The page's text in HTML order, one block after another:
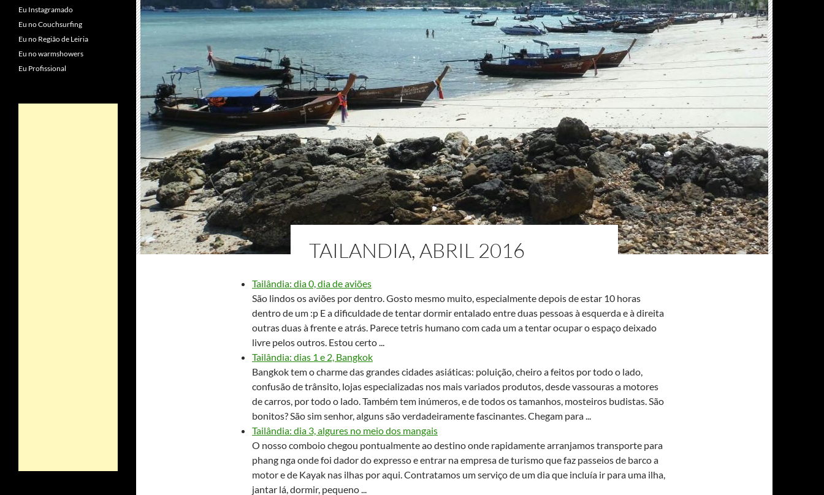
TAILANDIA, ABRIL 2016
Tailândia: dia 0, dia de aviões
São lindos os aviões por dentro. Gosto mesmo muito, especialmente depois de estar 10 horas
dentro de um :p E a dificuldade de tentar dormir entalado entre duas pessoas à esquerda e à direita
outras duas à frente e atrás. Parece tetris humano com cada um a tentar ocupar o espaço deixado
livre pelos outros. Estou certo ...
Tailândia: dias 1 e 2, Bangkok
Bangkok tem o charme das grandes cidades asiáticas: poluição, cheiro a feitos por todo o lado,
confusão de trânsito, lojas especializadas nos mais variados produtos, desde vassouras a motores
de carros, por todo o lado. Também tem inúmeros, e de todos os tamanhos, mosteiros budistas. São
bonitos? São sim senhor, alguns são verdadeiramente fascinantes. Chegam para ...
Tailândia: dia 3, algures no meio dos mangais
O nosso comboio chegou pontualmente ao destino onde rapidamente arranjamos transporte para
phang nga onde foi dador do expresso e entrar na empresa de turismo que faz passeios de barco a
motor e de Kayak nas ilhas por aqui. Contratamos um serviço de um dia que incluía ir para uma ilha,
jantar lá, dormir, pequeno ...
Eu Instagramado
Eu no Couchsurfing
Eu no Região de Leiria
Eu no warmshowers
Eu Profissional